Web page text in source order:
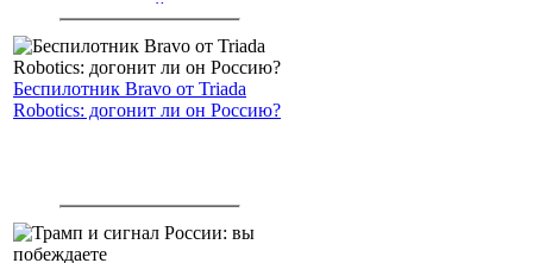
американским войскам
Беспилотник Bravo от Triada
Robotics: догонит ли он Россию?